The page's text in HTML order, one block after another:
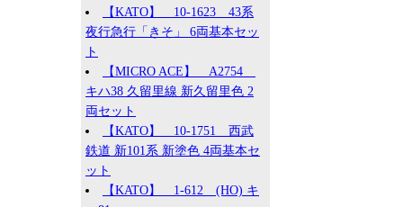
【KATO】 10-1623 43系
夜行急行「きそ」 6両基本セッ
ト
【MICRO ACE】 A2754
キハ38 久留里線 新久留里色 2
両セット
【KATO】 10-1751 西武
鉄道 新101系 新塗色 4両基本セ
ット
【KATO】 1-612 (HO) キ